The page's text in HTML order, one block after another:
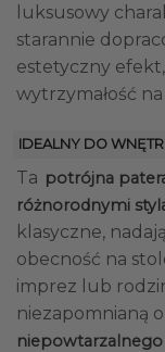
luksusowy
starannie
estetyczny
wytrzymałość
IDEALNY DO
Ta potrójna
różnorodnymi
klasyczne,
obecność na
imprez lub
niezapomnianą